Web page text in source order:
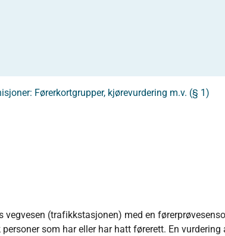
Førerkortgrupper, kjørevurdering m.v. (§ 1)
vegvesen (trafikkstasjonen) med en
som har eller har hatt førerett. En